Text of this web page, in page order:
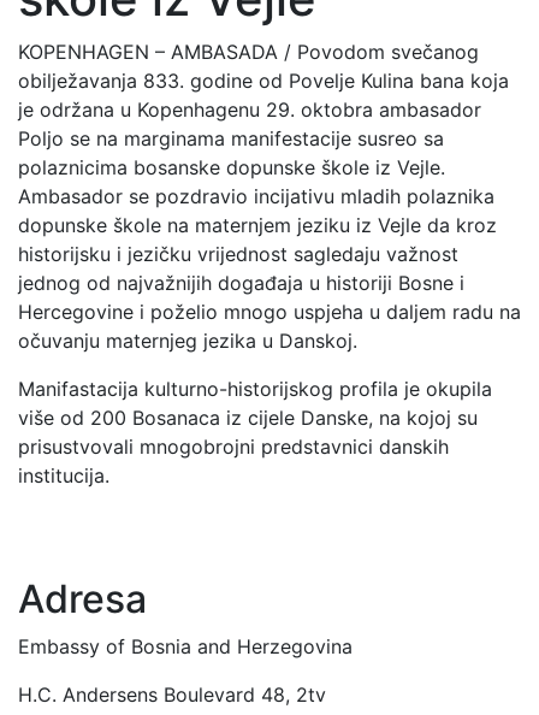
KOPENHAGEN – AMBASADA / Povodom svečanog
obilježavanja 833. godine od Povelje Kulina bana koja
je održana u Kopenhagenu 29. oktobra ambasador
Poljo se na marginama manifestacije susreo sa
polaznicima bosanske dopunske škole iz Vejle.
Ambasador se pozdravio incijativu mladih polaznika
dopunske škole na maternjem jeziku iz Vejle da kroz
historijsku i jezičku vrijednost sagledaju važnost
jednog od najvažnijih događaja u historiji Bosne i
Hercegovine i poželio mnogo uspjeha u daljem radu na
očuvanju maternjeg jezika u Danskoj.
Manifastacija kulturno-historijskog profila je okupila
više od 200 Bosanaca iz cijele Danske, na kojoj su
prisustvovali mnogobrojni predstavnici danskih
institucija.
Adresa
Embassy of Bosnia and Herzegovina
H.C. Andersens Boulevard 48, 2tv